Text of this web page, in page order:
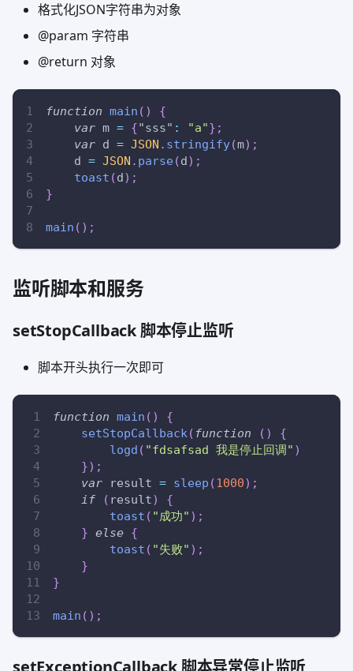
格式化JSON字符串为对象
@param 字符串
@return 对象
function main ( )
{
var m = {"sss" : "a"} ;
var d = JSON . stringify(m) ;
    d
= JSON . parse(d) ;
toast (d) ;
}
main ( ) ;
监听脚本和服务
setStopCallback 脚本停止监听
脚本开头执行一次即可
function main ( )
{
setStopCallback ( function ( )
{
logd ( "fdsafsad 我是停止回调" )
}) ;
var result = sleep (1000) ;
if
( result)
{
toast ( "成功" ) ;
} else {
toast ( "失败" ) ;
}
}
main ( ) ;